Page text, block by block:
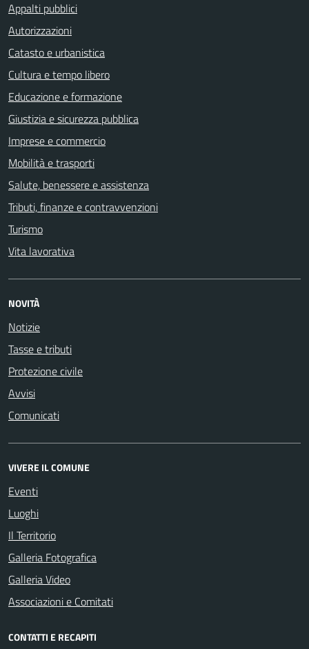
Appalti pubblici
Autorizzazioni
Catasto e urbanistica
Cultura e tempo libero
Educazione e formazione
Giustizia e sicurezza pubblica
Imprese e commercio
Mobilità e trasporti
Salute, benessere e assistenza
Tributi, finanze e contravvenzioni
Turismo
Vita lavorativa
NOVITÀ
Notizie
Tasse e tributi
Protezione civile
Avvisi
Comunicati
VIVERE IL COMUNE
Eventi
Luoghi
Il Territorio
Galleria Fotografica
Galleria Video
Associazioni e Comitati
CONTATTI E RECAPITI